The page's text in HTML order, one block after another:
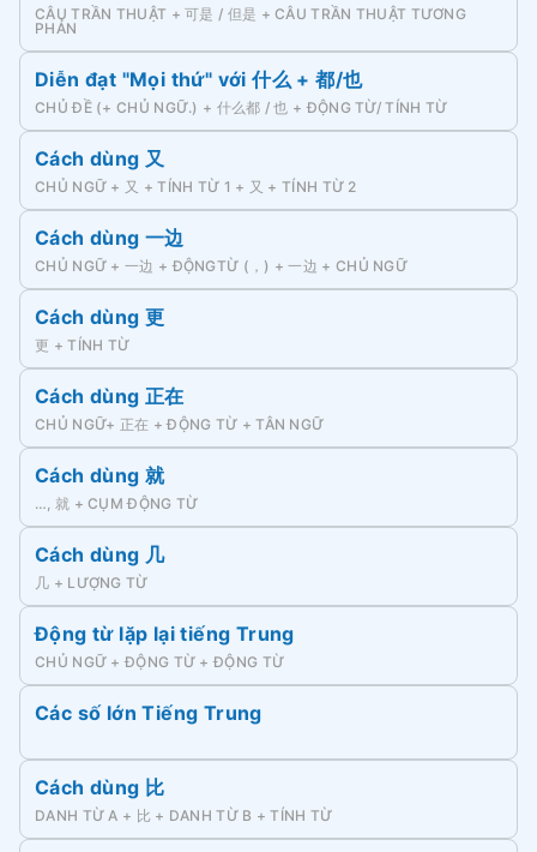
CÂU TRẦN THUẬT + 可是 / 但是 + CÂU TRẦN THUẬT TƯƠNG
PHẢN
Diễn đạt "Mọi thứ" với 什么 + 都/也
CHỦ ĐỀ (+ CHỦ NGỮ.) + 什么都 / 也 + ĐỘNG TỪ/ TÍNH TỪ
Cách dùng 又
CHỦ NGỮ + 又 + TÍNH TỪ 1 + 又 + TÍNH TỪ 2
Cách dùng 一边
CHỦ NGỮ + 一边 + ĐỘNGTỪ (，) + 一边 + CHỦ NGỮ
Cách dùng 更
更 + TÍNH TỪ
Cách dùng 正在
CHỦ NGỮ+ 正在 + ĐỘNG TỪ + TÂN NGỮ
Cách dùng 就
…, 就 + CỤM ĐỘNG TỪ
Cách dùng 几
几 + LƯỢNG TỪ
Động từ lặp lại tiếng Trung
CHỦ NGỮ + ĐỘNG TỪ + ĐỘNG TỪ
Các số lớn Tiếng Trung
Cách dùng 比
DANH TỪ A + 比 + DANH TỪ B + TÍNH TỪ